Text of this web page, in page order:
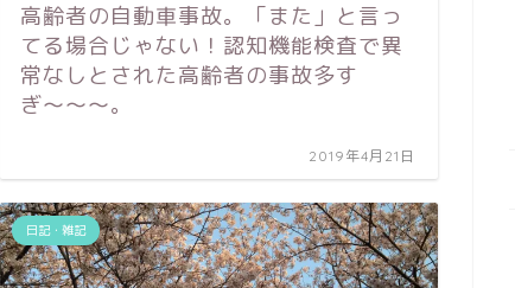
高齢者の自動車事故。「また」と言っ
てる場合じゃない！認知機能検査で異
常なしとされた高齢者の事故多す
ぎ〜〜〜。
2019年4月21日
日記・雑記